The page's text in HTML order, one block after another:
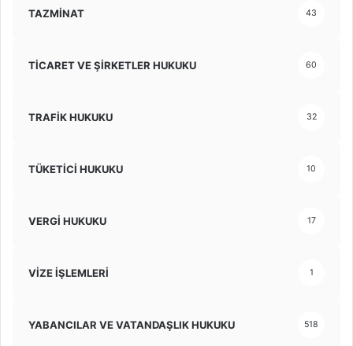
TAZMİNAT 43
TİCARET VE ŞİRKETLER HUKUKU 60
TRAFİK HUKUKU 32
TÜKETİCİ HUKUKU 10
VERGİ HUKUKU 17
VİZE İŞLEMLERİ 1
YABANCILAR VE VATANDAŞLIK HUKUKU 518